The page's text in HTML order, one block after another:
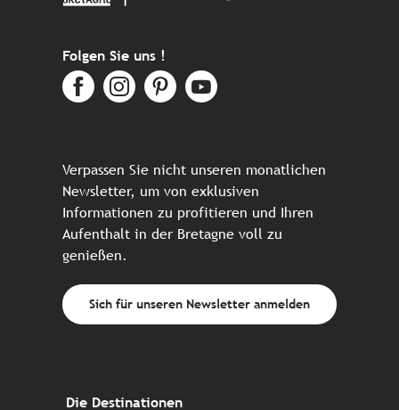
Folgen Sie uns !
Verpassen Sie nicht unseren monatlichen
Newsletter, um von exklusiven
Informationen zu profitieren und Ihren
Aufenthalt in der Bretagne voll zu
genießen.
Sich für unseren Newsletter anmelden
Die Destinationen